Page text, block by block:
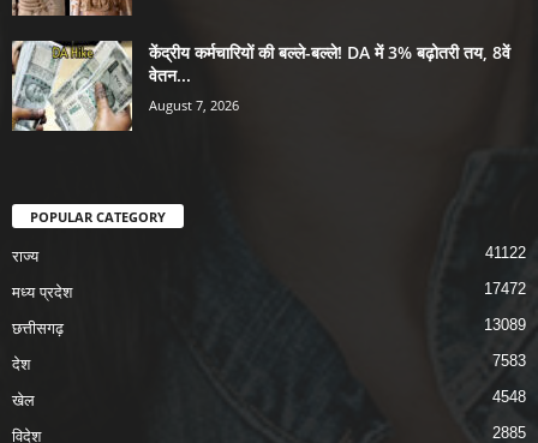
केंद्रीय कर्मचारियों की बल्ले-बल्ले! DA में 3% बढ़ोतरी तय, 8वें
वेतन...
August 7, 2026
POPULAR CATEGORY
राज्य 41122
मध्य प्रदेश 17472
छत्तीसगढ़ 13089
देश 7583
खेल 4548
विदेश 2885